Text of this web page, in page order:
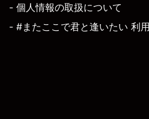
- 個人情報の取扱について
- #またここで君と逢いたい 利